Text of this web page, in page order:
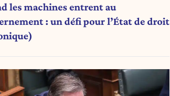
les machines entrent au
: un défi pour l’État de droit